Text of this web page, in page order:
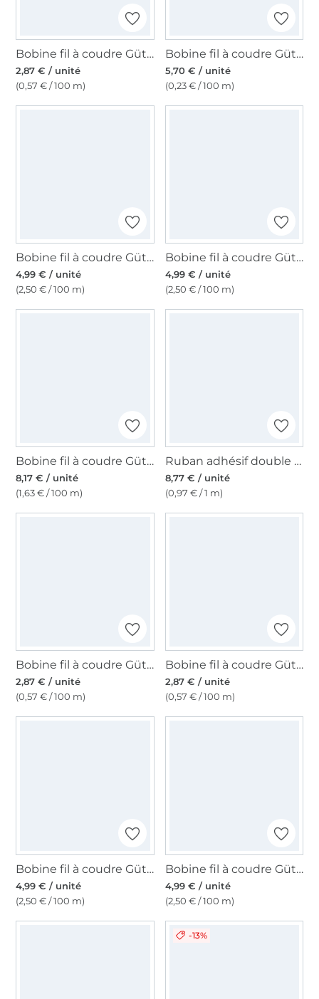
Bobine fil à coudre Gütermann 500m polyester Toldi, (038) gris clair
2,87 € / unité
(0,57 € / 100 m)
Bobine fil à coudre Gütermann 2500m polyester Toldi Lock, (1000) noir
5,70 € / unité
(0,23 € / 100 m)
Bobine fil à coudre Gütermann 200m polyester, (037) bleu denim
4,99 € / unité
(2,50 € / 100 m)
Bobine fil à coudre Gütermann 200m polyester, (143) bleu piscine
4,99 € / unité
(2,50 € / 100 m)
Bobine fil à coudre Gütermann 500m polyester, (000) noir
8,17 € / unité
(1,63 € / 100 m)
Ruban adhésif double face 6 mm
8,77 € / unité
(0,97 € / 1 m)
Bobine fil à coudre Gütermann 500m polyester Toldi, (582) vert olive
2,87 € / unité
(0,57 € / 100 m)
Bobine fil à coudre Gütermann 500m polyester Toldi, (186) beige
2,87 € / unité
(0,57 € / 100 m)
Bobine fil à coudre Gütermann 200m polyester, (870) bleu pétrole foncé
4,99 € / unité
(2,50 € / 100 m)
Bobine fil à coudre Gütermann 200m polyester, (733) framboise
4,99 € / unité
(2,50 € / 100 m)
-13%